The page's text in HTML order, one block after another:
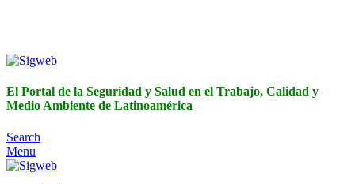
El Portal de la Seguridad y Salud en el Trabajo, Calidad y
Medio Ambiente de Latinoamérica
Search
Menu